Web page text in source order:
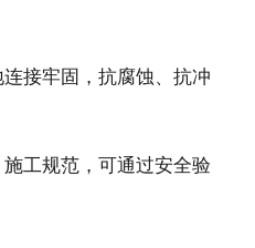
接牢固，抗腐蚀、抗冲
工规范，可通过安全验